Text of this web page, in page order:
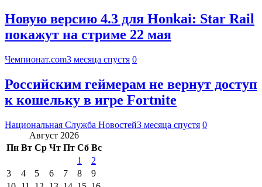
Новую версию 4.3 для Honkai: Star Rail
покажут на стриме 22 мая
Чемпионат.com3 месяца спустя 0
Российским геймерам не вернут доступ
к кошельку в игре Fortnite
Национальная Служба Новостей3 месяца спустя 0
Август 2026
Пн Вт Ср Чт Пт Сб Вс
1
2
3
4 5 6 7 8
9